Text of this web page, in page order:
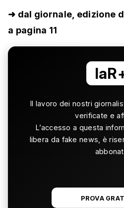
➜ dal giornale, edizione
a pagina 11
Il lavoro dei nostri
verificate e
L’accesso a questa
libera da fake news, è
PROVA